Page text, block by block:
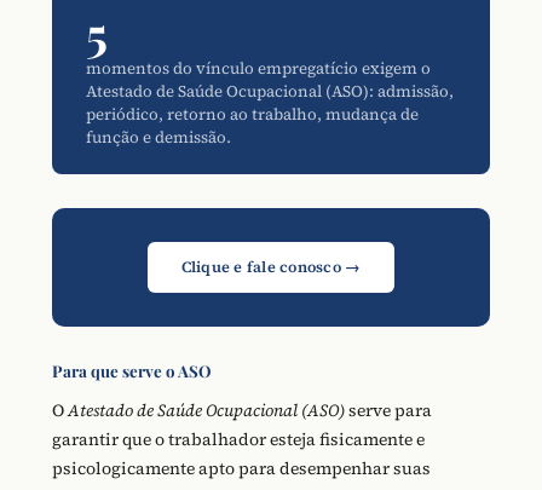
5
momentos do vínculo empregatício exigem o
Atestado de Saúde Ocupacional (ASO): admissão,
periódico, retorno ao trabalho, mudança de
função e demissão.
Clique e fale conosco →
Para que serve o ASO
OAtestado de Saúde Ocupacional (ASO)serve para
garantir que o trabalhador esteja fisicamente e
psicologicamente apto para desempenhar suas